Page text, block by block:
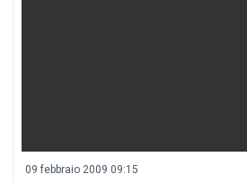
09 febbraio 2009 09:15